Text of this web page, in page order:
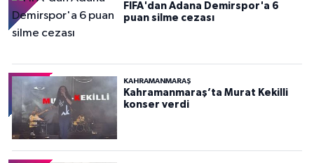
FIFA'dan Adana Demirspor'a 6
puan silme cezası
KAHRAMANMARAŞ
Kahramanmaraş’ta Murat Kekilli
konser verdi